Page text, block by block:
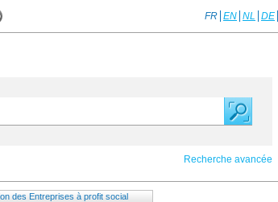
FR EN NL DE
Recherche avancée
des Entreprises à profit social